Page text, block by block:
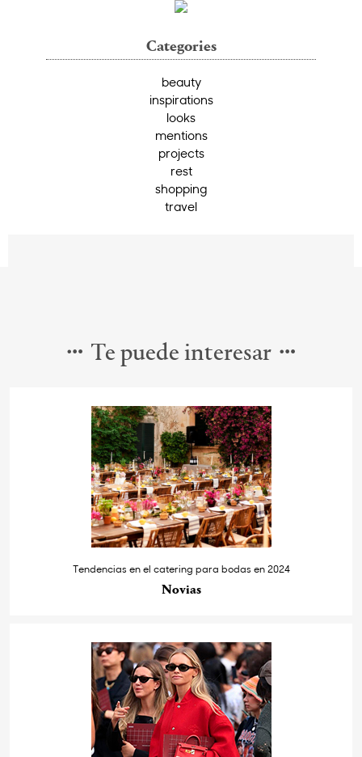
Categories
beauty
inspirations
looks
mentions
projects
rest
shopping
travel
Te puede interesar
Tendencias en el catering para bodas en 2024
Novias